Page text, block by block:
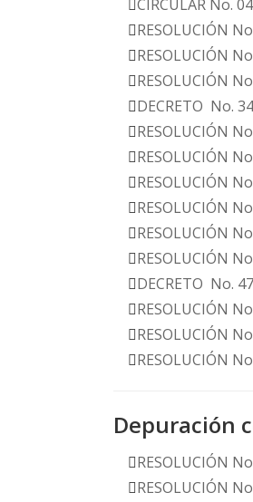
CIRCULAR No.
RESOLUCIÓN
RESOLUCIÓN
RESOLUCIÓN
DECRETO No.
RESOLUCIÓN
RESOLUCIÓN
RESOLUCIÓN
RESOLUCIÓN
RESOLUCIÓN
RESOLUCIÓN
DECRETO No.
RESOLUCIÓN
RESOLUCIÓN
RESOLUCIÓN
Depuración
RESOLUCIÓN
RESOLUCIÓN